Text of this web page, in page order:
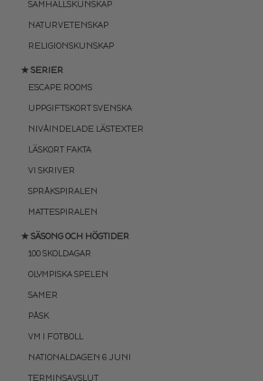
SAMHÄLLSKUNSKAP
NATURVETENSKAP
RELIGIONSKUNSKAP
★ SERIER
ESCAPE ROOMS
UPPGIFTSKORT SVENSKA
NIVÅINDELADE LÄSTEXTER
LÄSKORT FAKTA
VI SKRIVER
SPRÅKSPIRALEN
MATTESPIRALEN
★ SÄSONG OCH HÖGTIDER
100 SKOLDAGAR
OLYMPISKA SPELEN
SAMER
PÅSK
VM I FOTBOLL
NATIONALDAGEN 6 JUNI
TERMINSAVSLUT